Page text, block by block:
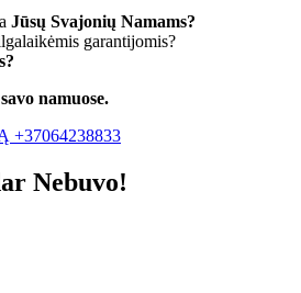
Jūsų Svajonių Namams?
garantijomis?
namuose.
+37064238833
Nebuvo!